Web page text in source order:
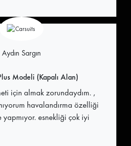
Aydın Sargın
Modeli (Kapalı Alan)
için almak zorundaydım. ,
havalandırma özelliği
yapmıyor. esnekliği çok iyi